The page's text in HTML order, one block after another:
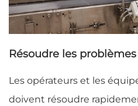
Résoudre les
Les opérateurs et les
doivent résoudre